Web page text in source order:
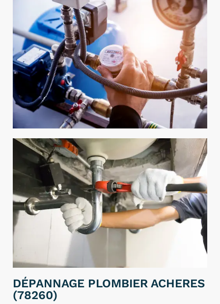
DÉPANNAGE PLOMBIER ACHERES
(78260)